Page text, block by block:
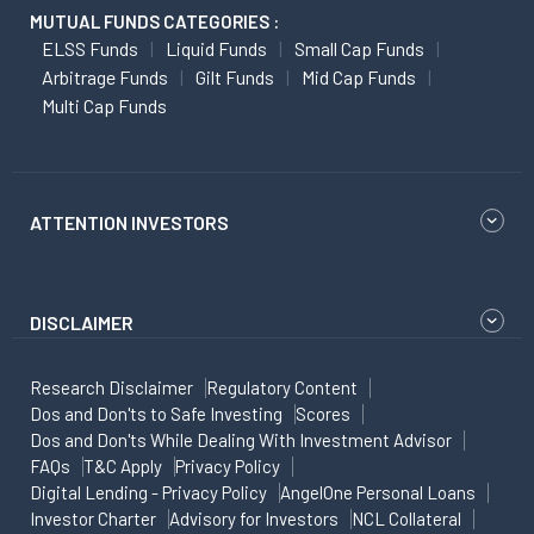
MUTUAL FUNDS CATEGORIES :
ELSS Funds Liquid Funds
Small Cap Funds
Arbitrage Funds
Gilt Funds
Mid Cap Funds
Multi Cap Funds
ATTENTION INVESTORS
DISCLAIMER
Research Disclaimer
Regulatory Content
Dos and Don'ts to Safe Investing
Scores
Dos and Don'ts While Dealing With Investment Advisor
FAQs
T&C Apply
Privacy Policy
Digital Lending - Privacy Policy
AngelOne Personal Loans
Investor Charter
Advisory for Investors NCL Collateral